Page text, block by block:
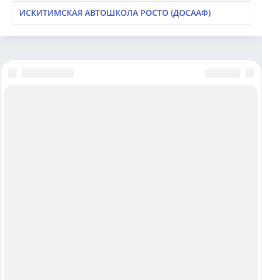
ИСКИТИМСКАЯ АВТОШКОЛА РОСТО (ДОСААФ)